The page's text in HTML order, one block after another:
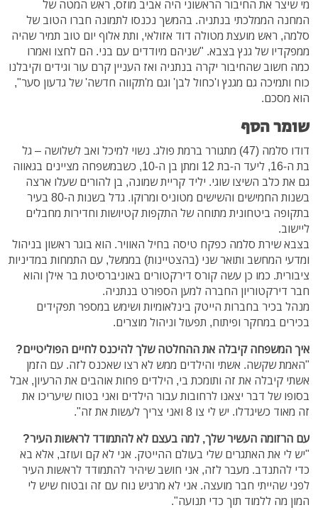
מי שיצר את החיבור הראשוני היה אביב מוזס, ראש המטה של
המחנה הממלכתי בנתניה. בהמשך נכנסו לתמונה חברו הטוב של
סלמה, ראש מועצת מטולה דוד אזולאי, ותת אלוף יום טוב תמיר שהיה
ממפקדיו של גנץ בצבא. "שניהם מיודדים עם בני. הם לחצו ואמרו
כמה חשוב שהחיבור יקרה בנתניה ואז העניין קרם עור וגידים וקיבלנו
כוח ותמיכה גם מגנץ ו'כחול לבן' וגם מ'תקווה חדשה' של גדעון סער",
הוא מסכם.
שומר הסף
דודו סלמה (47) מתגורר ברמת פולג. נשוי למיכל ואב לשלושה – גל
בת ה-16, ליעד ה-בת 12 ומתן בן ה-10, כשבמשפחה מציינים בגאווה
גם את כלב השיצו שוגי. יליד קריית שמונה, בן להורים שעלו ארצה
בשנות החמישים והשישים מטוניס ומרוקו. גדל בשנות ה-80 בעיר
בתקופה ביטחונית מתוחה של התקפות קטיושות וחדירות מחבלים
ליישוב.
בצבא שירת סלמה כפקח טיסה בחיל האוויר. הוא בוגר ראשון בניהול
ומדעי המחשב ותואר שני (בהצטיינות) בממשל, עם התמחות במדיניות
ציבורית. כמו כן עשה קורס דירקטורים באוניברסיטת בר אילן והוא
חבר דירקטוריון החברה למען הספורט בנתניה.
מנהל בכיר בחברות הייטק בינלאומיות ושימש במספר תפקידים
בכירים במחקר ופיתוח, תפעול וניהול מוצרים.
איך המשפחה קיבלה את ההחלטה שלך להיכנס לחיים הפוליטיים?
"האמת שקשה. אשתי והילדים ממש לא רצו שאכנס לזה. עם הזמן
אשתי קיבלה את זה ותומכת בי, הילדים פחות אוהבים את הרעיון, אבל
בסופו של דבר יצאנו לרחובות עבור הילדים ואני בטוח שיעריכו את
זה מאוד כשיגדלו. יש לי צו 8 ואני צריך לעשות את זה".
עם הרזומה העשיר שלך, למה בעצם לא להתמודד לראשות העיר?
"יש לי את האתגרים שלי בעולם ההייטק. אני לא קם ועוזב, אלא בא
כדי להתנדב. מעבר לזה, אני חושב שיהיר להתמודד לראשות העיר
לפני שהייתי חבר מועצה. אני לא מרגיש נוח עם זה ובטוח שיש לי
המון מה ללמוד תוך כדי תנועה".